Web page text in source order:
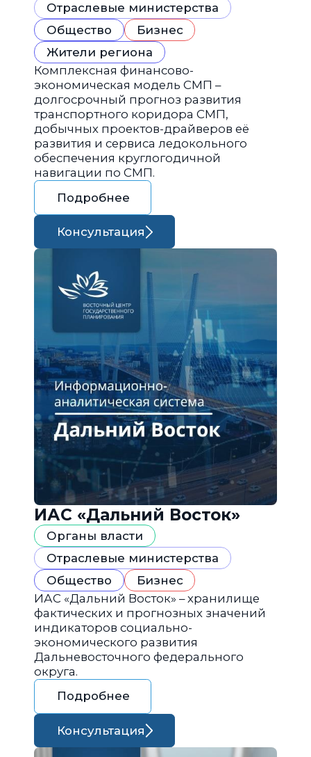
Отраслевые министерства
Общество
Бизнес
Жители региона
Комплексная финансово-
экономическая модель СМП –
долгосрочный прогноз развития
транспортного коридора СМП,
добычных проектов-драйверов её
развития и сервиса ледокольного
обеспечения круглогодичной
навигации по СМП.
Подробнее
Консультация
ИАС «Дальний Восток»
Органы власти
Отраслевые министерства
Общество
Бизнес
ИАС «Дальний Восток» – хранилище
фактических и прогнозных значений
индикаторов социально-
экономического развития
Дальневосточного федерального
округа.
Подробнее
Консультация